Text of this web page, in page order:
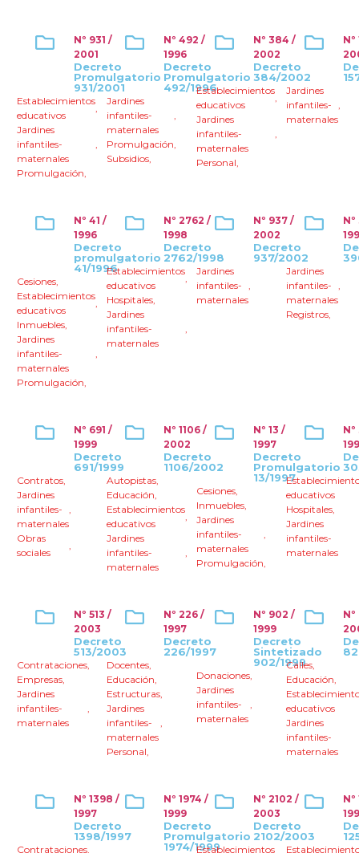
Nº 931 /
2001
Decreto
Promulgatorio
931/2001
Establecimientos
educativos
,
Jardines
infantiles-
maternales
,
Promulgación,
Nº 492 /
1996
Decreto
Promulgatorio
492/1996
Jardines
infantiles-
maternales
,
Promulgación,
Subsidios,
Nº 384 /
2002
Decreto
384/2002
Establecimientos
educativos
,
Jardines
infantiles-
maternales
,
Personal,
Jardines
infantiles-
maternales
,
Nº 41 /
1996
Decreto
promulgatorio
41/1996
Cesiones,
Establecimientos
educativos
,
Inmuebles,
Jardines
infantiles-
maternales
,
Promulgación,
Nº 2762 /
1998
Decreto
2762/1998
Establecimientos
educativos
,
Hospitales,
Jardines
infantiles-
maternales
,
Nº 937 /
2002
Decreto
937/2002
Jardines
infantiles-
maternales
,
Jardines
infantiles-
maternales
,
Registros,
Nº 691 /
1999
Decreto
691/1999
Contratos,
Jardines
infantiles-
maternales
,
Obras
sociales
,
Nº 1106 /
2002
Decreto
1106/2002
Autopistas,
Educación,
Establecimientos
educativos
,
Jardines
infantiles-
maternales
,
Nº 13 /
1997
Decreto
Promulgatorio
13/1997
Cesiones,
Inmuebles,
Jardines
infantiles-
maternales
,
Promulgación,
educativos
Hospitales,
Jardines
infantiles-
maternales
Nº 513 /
2003
Decreto
513/2003
Contrataciones,
Empresas,
Jardines
infantiles-
maternales
,
Nº 226 /
1997
Decreto
226/1997
Docentes,
Educación,
Estructuras,
Jardines
infantiles-
maternales
,
Personal,
Nº 902 /
1999
Decreto
Sintetizado
902/1999
Donaciones,
Jardines
infantiles-
maternales
,
Calles,
Educación,
educativos
Jardines
infantiles-
maternales
Nº 1398 /
1997
Decreto
1398/1997
Contrataciones,
Nº 1974 /
1999
Decreto
Promulgatorio
1974/1999
Nº 2102 /
2003
Decreto
2102/2003
Establecimientos